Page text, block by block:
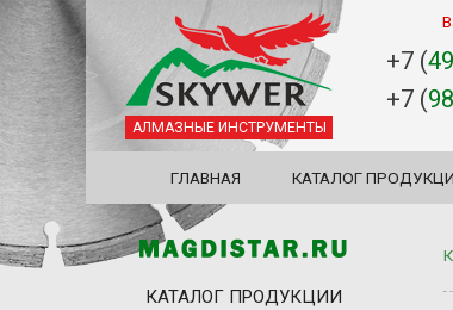
АЛМАЗНЫЕ ИНСТРУМЕНТЫ
+7 (
+7 (
ГЛАВНАЯ КАТАЛОГ
КАТАЛОГ ПРОДУКЦИИ